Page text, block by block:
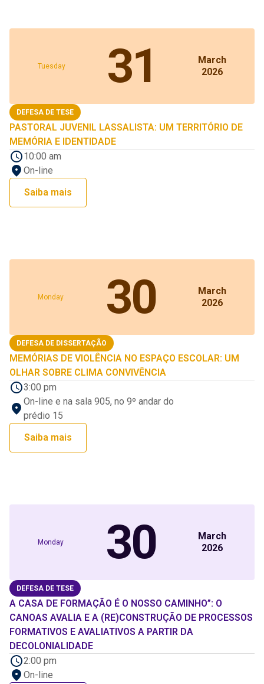
Tuesday 31
March
2026
DEFESA DE TESE
PASTORAL JUVENIL LASSALISTA: UM TERRITÓRIO DE
MEMÓRIA E IDENTIDADE
10:00 am
On-line
Saiba mais
Monday 30
March
2026
DEFESA DE DISSERTAÇÃO
MEMÓRIAS DE VIOLÊNCIA NO ESPAÇO ESCOLAR: UM
OLHAR SOBRE CLIMA CONVIVÊNCIA
3:00 pm
On-line e na sala 905, no 9º andar do
prédio 15
Saiba mais
Monday 30
March
2026
DEFESA DE TESE
A CASA DE FORMAÇÃO É O NOSSO CAMINHO”: O
CANOAS AVALIA E A (RE)CONSTRUÇÃO DE PROCESSOS
FORMATIVOS E AVALIATIVOS A PARTIR DA
DECOLONIALIDADE
2:00 pm
On-line